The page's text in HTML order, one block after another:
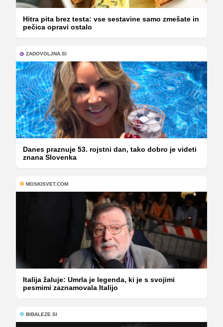
Hitra pita brez testa: vse sestavine samo zmešate in
pečica opravi ostalo
ZADOVOLJNA.SI
Danes praznuje 53. rojstni dan, tako dobro je videti
znana Slovenka
MOSKISVET.COM
Italija žaluje: Umrla je legenda, ki je s svojimi
pesmimi zaznamovala Italijo
BIBALEZE.SI